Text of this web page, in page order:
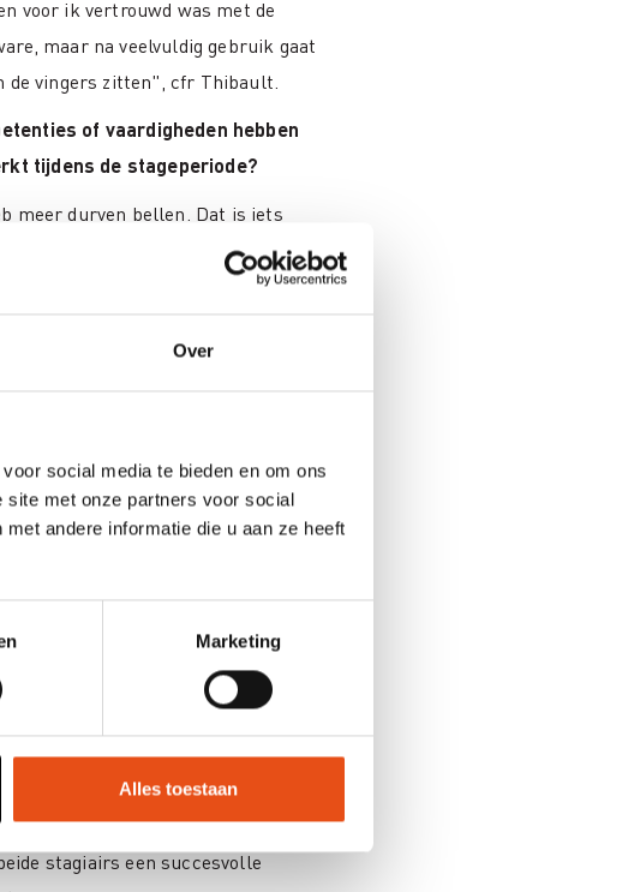
Over
social media te bieden en om ons
site met onze partners voor social
andere informatie die u aan ze heeft
Marketing
Alles toestaan
voor ik vertrouwd was met de
maar na veelvuldig gebruik gaat
de vingers zitten", cfr Thibault.
of vaardigheden hebben
tijdens de stageperiode?
meer durven bellen. Dat is iets
niet moest doen.” Wat ik leerde
wel een goede voorbereiding voor de
vlak ben ik gegroeid, want op
is het een soort verplichting om wat
de essentie, uit informatie te
plannen na de stage?
school volledig afronden,
en nadien beginnen werken."
is om in de immo- en
te werken waarbij ik lang op
En na mijn 7de jaar zou ik me graag
op mijn basket”, besluit
stagiairs een succesvolle